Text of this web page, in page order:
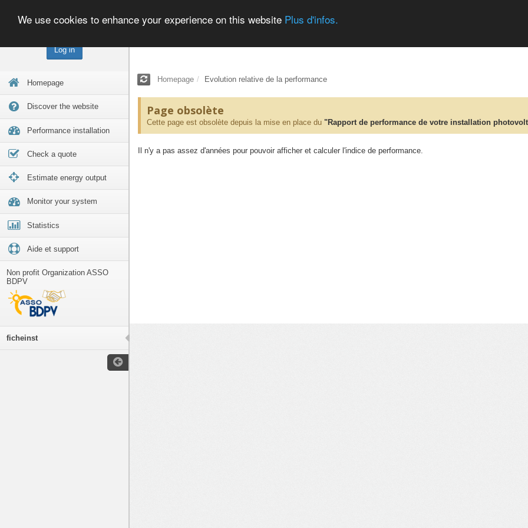
Log in
Homepage
Discover the website
Performance installation
Check a quote
Estimate energy output
Monitor your system
Statistics
Aide et support
Non profit Organization ASSO
BDPV
ficheinst
We use cookies to enhance your experience on this website Plus d'infos.
Homepage Evolution relative de la performance
Page obsolète
Cette page est obsolète depuis la mise en place du "Rapport de performance de votre installation
Il n'y a pas assez d'années pour pouvoir afficher et calculer l'indice de performance.